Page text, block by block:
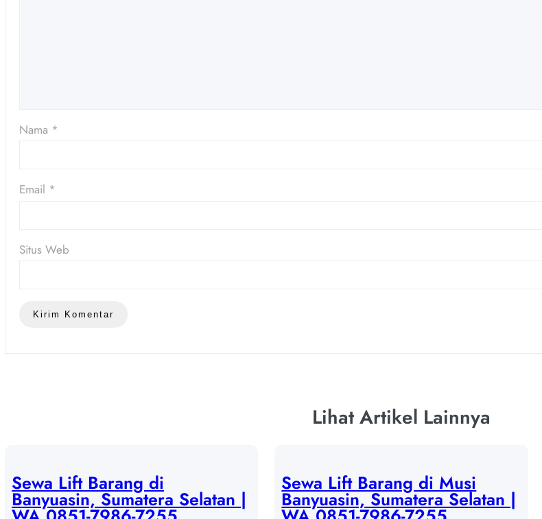
Nama *
Email *
Situs Web
Lihat Artikel Lainnya
Sewa Lift Barang di
Banyuasin, Sumatera Selatan |
Sewa Lift Barang di Musi
Banyuasin, Sumatera Selatan |